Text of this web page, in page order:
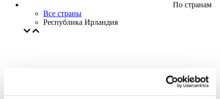
По странам
Все страны
Республика Ирландия